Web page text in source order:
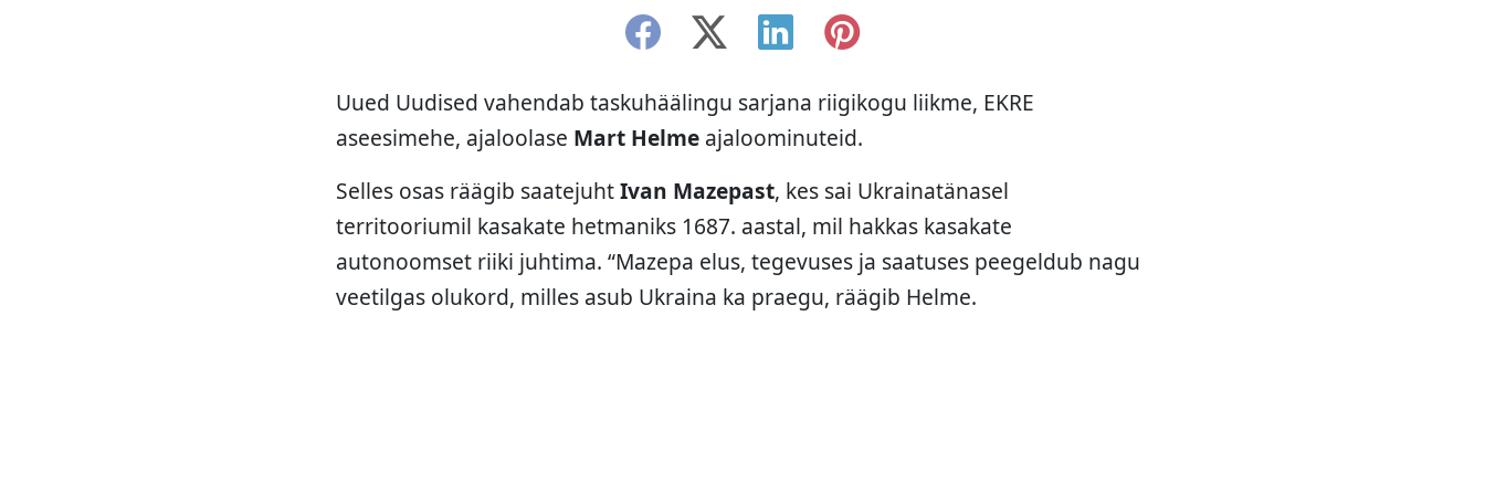
Uued Uudised vahendab taskuhäälingu sarjana riigikogu liikme, EKRE
aseesimehe, ajaloolase Mart Helme ajaloominuteid.
Selles osas räägib saatejuhtIvan Mazepast, kes sai Ukrainatänasel
territooriumil kasakate hetmaniks 1687. aastal, mil hakkas kasakate
autonoomset riiki juhtima. “Mazepa elus, tegevuses ja saatuses peegeldub nagu
veetilgas olukord, milles asub Ukraina ka praegu, räägib Helme.